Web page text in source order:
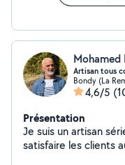
Mohamed
Artisan tous
Bondy (La
4,6/5
Présentation
Je suis un artisan
satisfaire les clients au juste prix.